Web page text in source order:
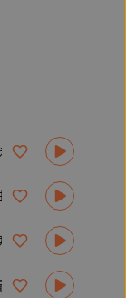
EP01｜裴社長回基隆廟口吃小吃～鄉愁的滋味也是絕世美味！
EP02｜綠竹筍大出、繡球花盛開，萬物火紅生長，原來是立夏！
EP03｜重訪基隆廟口約會路線，吃在地限定美味加甜蜜人情味！
EP04｜裴社長迷園藝，種了一座空中花園！最愛賞花煮一壺黃婉玲紅茶